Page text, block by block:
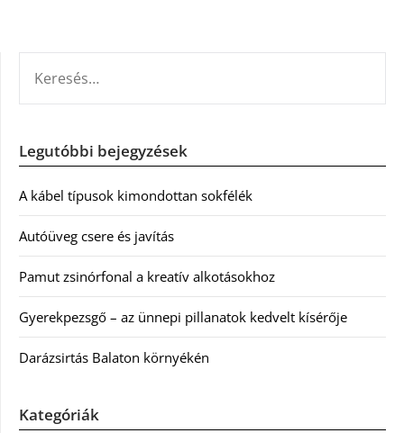
Legutóbbi bejegyzések
A kábel típusok kimondottan sokfélék
Autóüveg csere és javítás
Pamut zsinórfonal a kreatív alkotásokhoz
Gyerekpezsgő – az ünnepi pillanatok kedvelt kísérője
Darázsirtás Balaton környékén
Kategóriák